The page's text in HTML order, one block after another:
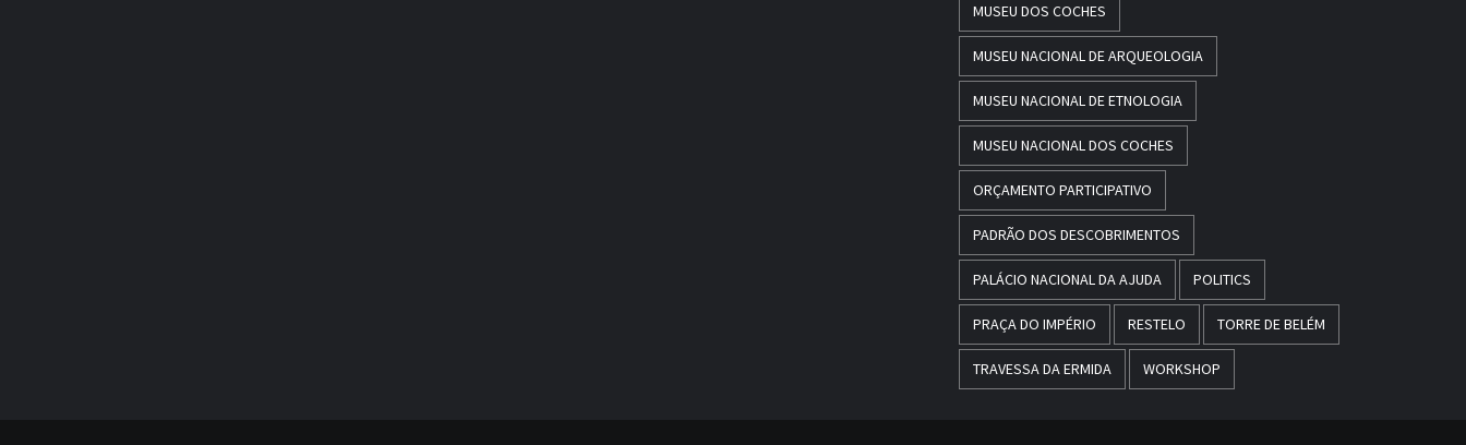
MUSEU DOS COCHES
MUSEU NACIONAL DE ARQUEOLOGIA
MUSEU NACIONAL DE ETNOLOGIA
MUSEU NACIONAL DOS COCHES
ORÇAMENTO PARTICIPATIVO
PADRÃO DOS DESCOBRIMENTOS
PALÁCIO NACIONAL DA AJUDA POLITICS
PRAÇA DO IMPÉRIO RESTELO TORRE DE BELÉM
TRAVESSA DA ERMIDA WORKSHOP